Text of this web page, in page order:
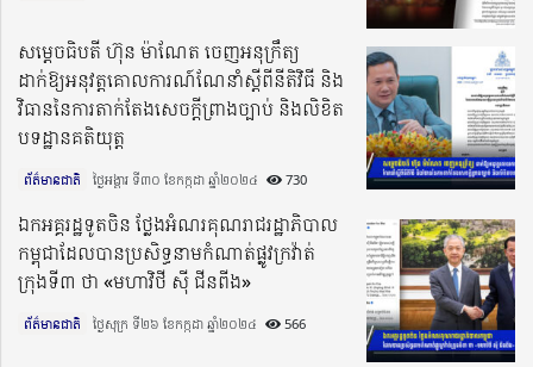
សម្ដេចធិបតី ហ៊ុន ម៉ាណែត ចេញអនុក្រឹត្យ
ដាក់ឱ្យអនុវត្ដគោលការណ៍ណែនាំស្ដីពីនីតិវិធី និង
វិធាននៃការតាក់តែងសេចក្ដីព្រាងច្បាប់ និងលិខិត
បទដ្ឋានគតិយុត្ដ
ព័ត៌មានជាតិ ថ្ងៃអង្គារ ទី៣០ ខែកក្កដា ឆ្នាំ២០២៤​ 730
ឯកអគ្គរដ្ឋទូតចិន ថ្លែងអំណរគុណរាជរដ្ឋាភិបាល
កម្ពុជាដែលបានប្រសិទ្ធនាមកំណាត់ផ្លូវក្រវ៉ាត់
ក្រុងទី៣ ថា «មហាវិថី ស៊ី ជីនពីង»
ព័ត៌មានជាតិ ថ្ងៃសុក្រ ទី២៦ ខែកក្កដា ឆ្នាំ២០២៤​ 566